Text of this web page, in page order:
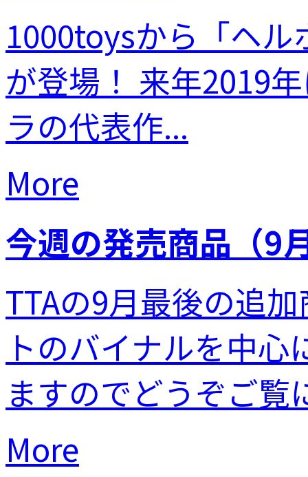
1000toysから「ヘ
が登場！ 来年2019
ラの代表作...
More
今週の発売商品（9
TTAの9月最後の追
トのバイナルを中
ますのでどうぞご覧
More